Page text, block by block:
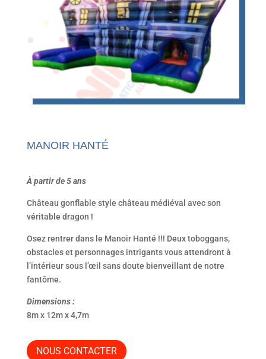
MANOIR HANTÉ
À partir de 5 ans
Château gonflable style château médiéval avec son
véritable dragon !
Osez rentrer dans le Manoir Hanté !!! Deux toboggans,
obstacles et personnages intrigants vous attendront à
l’intérieur sous l’œil sans doute bienveillant de notre
fantôme.
Dimensions :
8m x 12m x 4,7m
NOUS CONTACTER